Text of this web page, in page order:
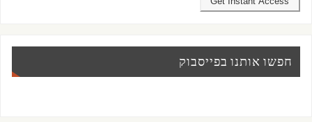
חפשו אותנו בפייסבוק